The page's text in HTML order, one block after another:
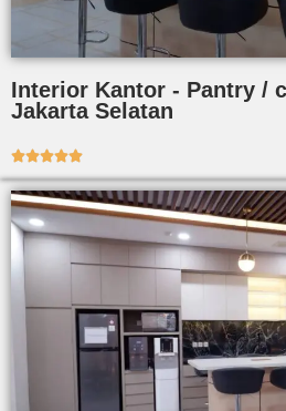
Interior Kantor - Pantry /
Jakarta Selatan
